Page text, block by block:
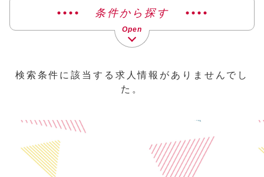
条件から探す
検索条件に該当する求人情報がありませんでし
た。